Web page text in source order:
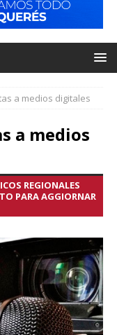
a medios digitales
a medios
REGIONALES
PARA AGGIORNAR